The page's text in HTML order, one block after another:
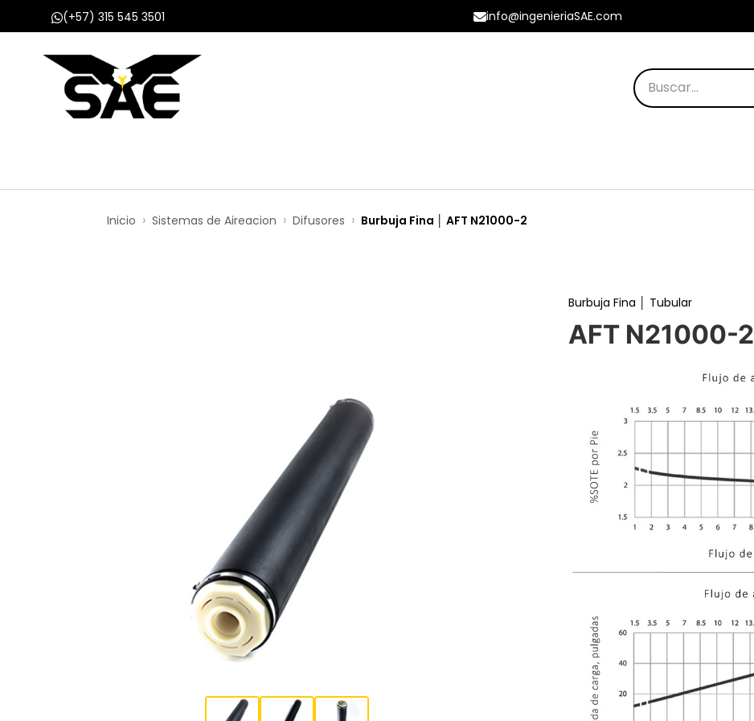
(+57) 315 545 3501 info@ingenieriaSAE.com
Inicio Sistemas de Aireacion Difusores Burbuja Fina │ AFT N21000-2
Burbuja Fina │ Tubular
AFT N21000-2